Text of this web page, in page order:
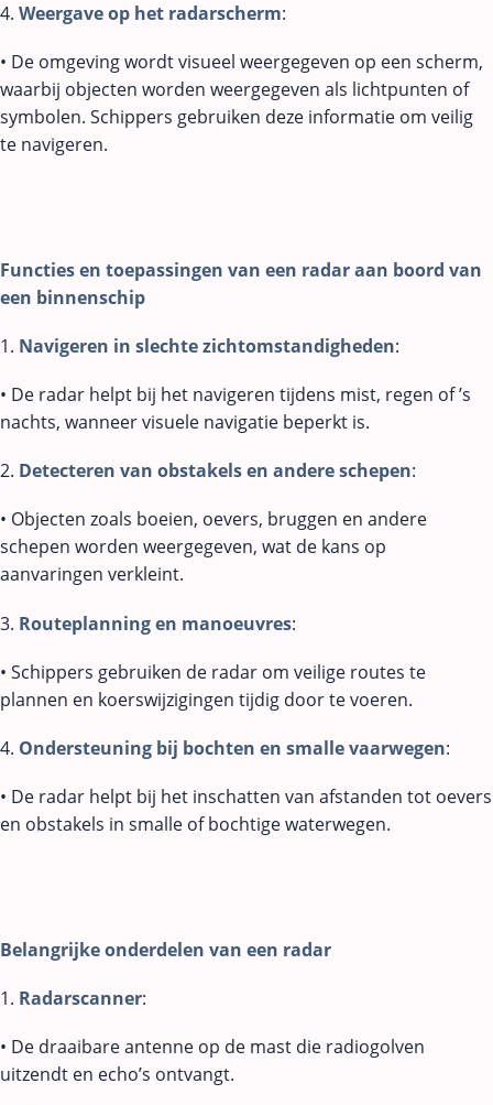
4. Weergave op het radarscherm:
• De omgeving wordt visueel weergegeven op een scherm,
waarbij objecten worden weergegeven als lichtpunten of
symbolen. Schippers gebruiken deze informatie om veilig
te navigeren.
Functies en toepassingen van een radar aan boord van
een binnenschip
1. Navigeren in slechte zichtomstandigheden:
• De radar helpt bij het navigeren tijdens mist, regen of ’s
nachts, wanneer visuele navigatie beperkt is.
2. Detecteren van obstakels en andere schepen:
• Objecten zoals boeien, oevers, bruggen en andere
schepen worden weergegeven, wat de kans op
aanvaringen verkleint.
3. Routeplanning en manoeuvres:
• Schippers gebruiken de radar om veilige routes te
plannen en koerswijzigingen tijdig door te voeren.
4. Ondersteuning bij bochten en smalle vaarwegen:
• De radar helpt bij het inschatten van afstanden tot oevers
en obstakels in smalle of bochtige waterwegen.
Belangrijke onderdelen van een radar
1. Radarscanner:
• De draaibare antenne op de mast die radiogolven
uitzendt en echo’s ontvangt.